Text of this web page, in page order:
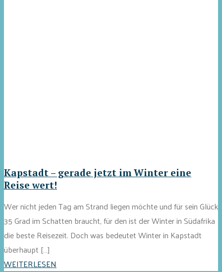
Kapstadt – gerade jetzt im Winter eine
Reise wert!
Wer nicht jeden Tag am Strand liegen möchte und für sein Glück
35 Grad im Schatten braucht, für den ist der Winter in Südafrika
die beste Reisezeit. Doch was bedeutet Winter in Kapstadt
überhaupt […]
WEITERLESEN